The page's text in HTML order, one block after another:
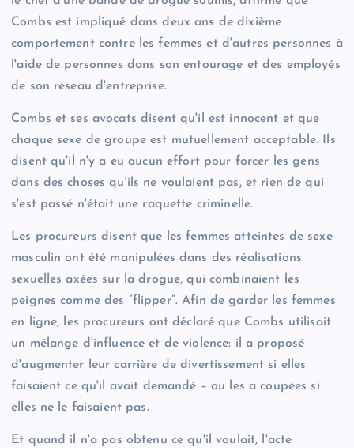
Combs est impliqué dans deux ans de dixième
comportement contre les femmes et d'autres personnes à
l'aide de personnes dans son entourage et des employés
de son réseau d'entreprise.
Combs et ses avocats disent qu'il est innocent et que
chaque sexe de groupe est mutuellement acceptable. Ils
disent qu'il n'y a eu aucun effort pour forcer les gens
dans des choses qu'ils ne voulaient pas, et rien de qui
s'est passé n'était une raquette criminelle.
Les procureurs disent que les femmes atteintes de sexe
masculin ont été manipulées dans des réalisations
sexuelles axées sur la drogue, qui combinaient les
peignes comme des “flipper”. Afin de garder les femmes
en ligne, les procureurs ont déclaré que Combs utilisait
un mélange d'influence et de violence: il a proposé
d'augmenter leur carrière de divertissement si elles
faisaient ce qu'il avait demandé – ou les a coupées si
elles ne le faisaient pas.
Et quand il n'a pas obtenu ce qu'il voulait, l'acte